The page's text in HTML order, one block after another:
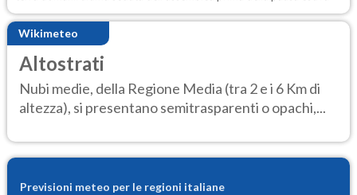
Wikimeteo
Altostrati
Nubi medie, della Regione Media (tra 2 e i 6 Km di
altezza), si presentano semitrasparenti o opachi,...
Previsioni meteo per le regioni italiane